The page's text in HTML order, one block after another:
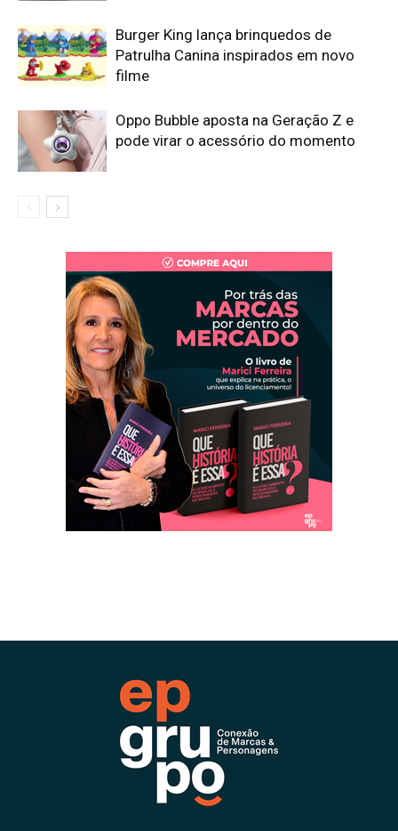
Burger King lança brinquedos de
Patrulha Canina inspirados em novo
filme
Oppo Bubble aposta na Geração Z e
pode virar o acessório do momento